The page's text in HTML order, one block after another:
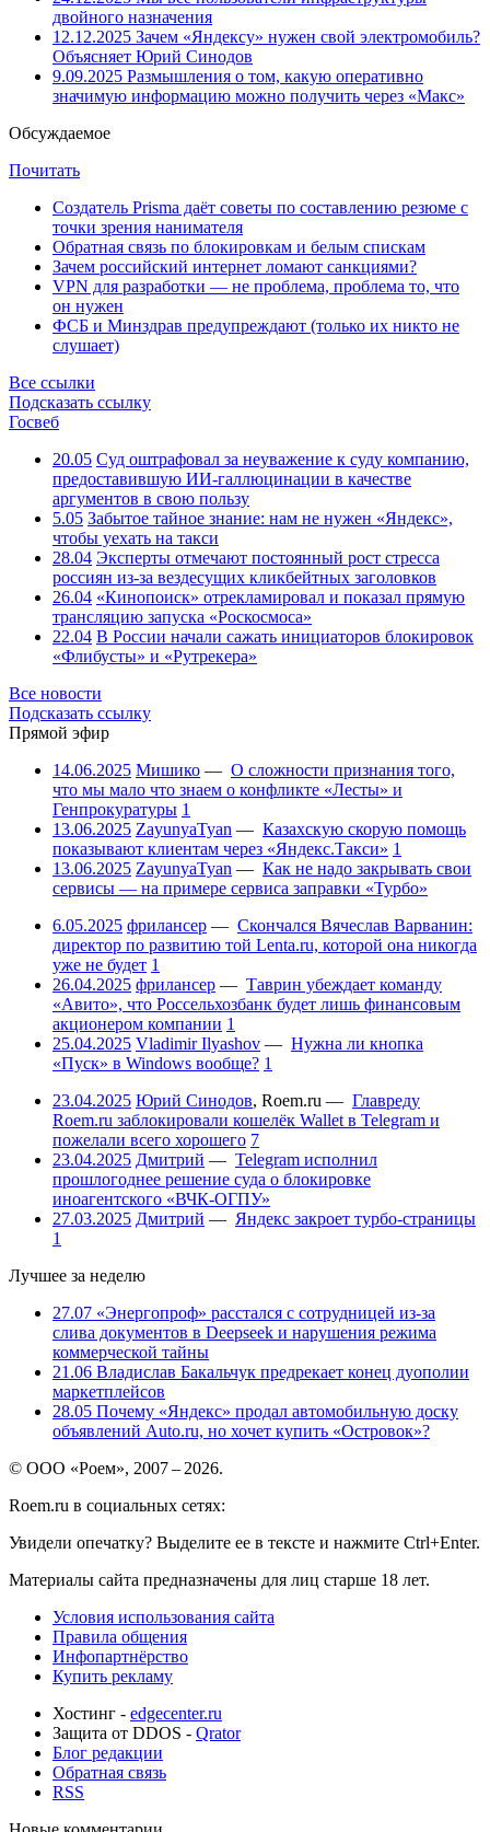
двойного назначения
12.12.2025 Зачем «Яндексу» нужен свой электромобиль?
Объясняет Юрий Синодов
9.09.2025 Размышления о том, какую оперативно
значимую информацию можно получить через «Макс»
Обсуждаемое
Почитать
Создатель Prisma даёт советы по составлению резюме с
точки зрения нанимателя
Обратная связь по блокировкам и белым спискам
Зачем российский интернет ломают санкциями?
VPN для разработки — не проблема, проблема то, что
он нужен
ФСБ и Минздрав предупреждают (только их никто не
слушает)
Все ссылки
Подсказать ссылку
Госвеб
20.05 Суд оштрафовал за неуважение к суду компанию,
предоставившую ИИ-галлюцинации в качестве
аргументов в свою пользу
5.05 Забытое тайное знание: нам не нужен «Яндекс»,
чтобы уехать на такси
28.04 Эксперты отмечают постоянный рост стресса
россиян из-за вездесущих кликбейтных заголовков
26.04 «Кинопоиск» отрекламировал и показал прямую
трансляцию запуска «Роскосмоса»
22.04 В России начали сажать инициаторов блокировок
«Флибусты» и «Рутрекера»
Все новости
Подсказать ссылку
Прямой эфир
14.06.2025 Мишико — О сложности признания того,
что мы мало что знаем о конфликте «Лесты» и
Генпрокуратуры 1
13.06.2025 ZayunyaTyan — Казахскую скорую помощь
показывают клиентам через «Яндекс.Такси» 1
13.06.2025 ZayunyaTyan — Как не надо закрывать свои
сервисы — на примере сервиса заправки «Турбо»
6.05.2025 фрилансер — Скончался Вячеслав Варванин:
директор по развитию той Lenta.ru, которой она никогда
уже не будет 1
26.04.2025 фрилансер — Таврин убеждает команду
«Авито», что Россельхозбанк будет лишь финансовым
акционером компании 1
25.04.2025 Vladimir Ilyashov — Нужна ли кнопка
«Пуск» в Windows вообще? 1
23.04.2025 Юрий Синодов, Roem.ru — Главреду
Roem.ru заблокировали кошелёк Wallet в Telegram и
пожелали всего хорошего 7
23.04.2025 Дмитрий — Telegram исполнил
прошлогоднее решение суда о блокировке
иноагентского «ВЧК-ОГПУ»
27.03.2025 Дмитрий — Яндекс закроет турбо-страницы
1
Лучшее за неделю
27.07 «Энергопроф» расстался с сотрудницей из-за
слива документов в Deepseek и нарушения режима
коммерческой тайны
21.06 Владислав Бакальчук предрекает конец дуополии
маркетплейсов
28.05 Почему «Яндекс» продал автомобильную доску
объявлений Auto.ru, но хочет купить «Островок»?
© ООО «Роем», 2007 – 2026.
Roem.ru в социальных сетях:
Увидели опечатку? Выделите ее в тексте и нажмите Ctrl+Enter.
Материалы сайта предназначены для лиц старше 18 лет.
Условия использования сайта
Правила общения
Инфопартнёрство
Купить рекламу
Хостинг - edgecenter.ru
Защита от DDOS - Qrator
Блог редакции
Обратная связь
RSS